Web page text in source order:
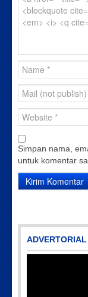
Simpan nama,
untuk komentar
ADVERTORIAL